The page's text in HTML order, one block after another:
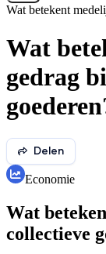
Wat betekent
Wat
gedrag
Delen
Economie
Wat
collectieve